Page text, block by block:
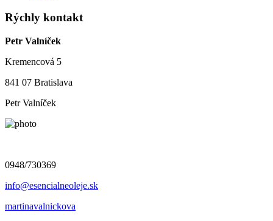
Rýchly kontakt
Petr Valníček
Kremencová 5
841 07 Bratislava
Petr Valníček
0948/730369
info@esencialneoleje.sk
martinavalnickova